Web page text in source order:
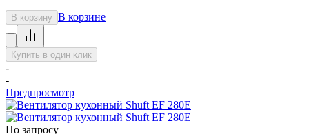
В корзину В корзине
Купить в один клик
-
-
Предпросмотр
По запросу